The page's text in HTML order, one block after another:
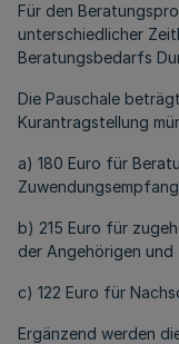
Für den
unterschiedlicher
Beratungsbedarfs
Die Pauschale
Kurantragstellung
a) 180 Euro für
b) 215 Euro für
der Angehörigen und
c) 122 Euro für
Ergänzend werden